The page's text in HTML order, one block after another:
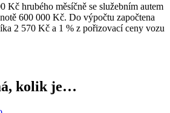
Kč hrubého měsíčně se služebním autem
600 000 Kč. Do výpočtu započtena
2 570 Kč a 1 % z pořizovací ceny vozu
kolik je…